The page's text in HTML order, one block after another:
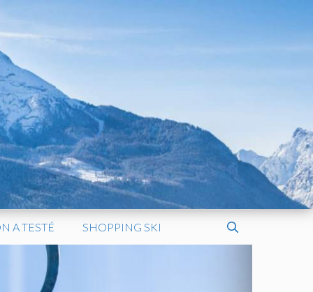
A TESTÉ SHOPPING SKI